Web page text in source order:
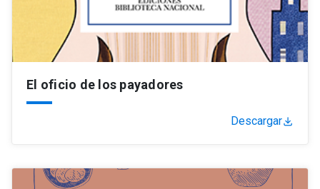
El oficio de los payadores
Descargar